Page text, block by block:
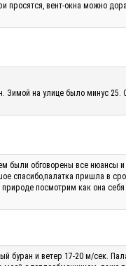
просятся, вент-окна можно
Зимой на улице было минус 25.
были обговорены все нюансы
спасибо,палатка пришла в
посмотрим как она
буран и ветер 17-20 м/сек.